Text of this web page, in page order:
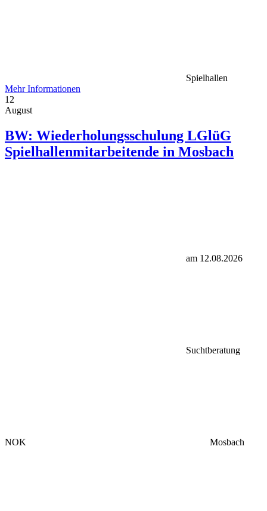
Spielhallen
Mehr Informationen
12
August
BW: Wiederholungsschulung LGlüG
Spielhallenmitarbeitende in Mosbach
am 12.08.2026
Suchtberatung
NOK Mosbach